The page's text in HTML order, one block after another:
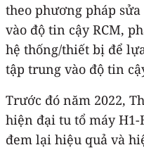
theo phương pháp
vào độ tin cậy RCM,
hệ thống/thiết bị để
tập trung vào độ tin
Trước đó năm 2022,
hiện đại tu tổ máy H1-
đem lại hiệu quả và